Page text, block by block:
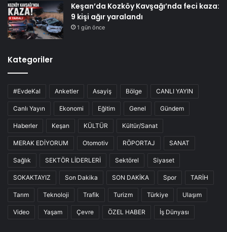
Keşan’da Kozköy Kavşağı’nda feci kaza:
9 kişi ağır yaralandı
1 gün önce
Kategoriler
#EvdeKal Anketler Asayiş Bölge CANLI YAYIN
Canlı Yayın Ekonomi Eğitim Genel Gündem
Haberler Keşan KÜLTÜR Kültür/Sanat
MERAK EDİYORUM Otomotiv RÖPORTAJ SANAT
Sağlık SEKTÖR LİDERLERİ Sektörel Siyaset
SOKAKTAYIZ Son Dakika SON DAKİKA Spor TARİH
Tarım Teknoloji Trafik Turizm Türkiye Ulaşım
Video Yaşam Çevre ÖZEL HABER İş Dünyası